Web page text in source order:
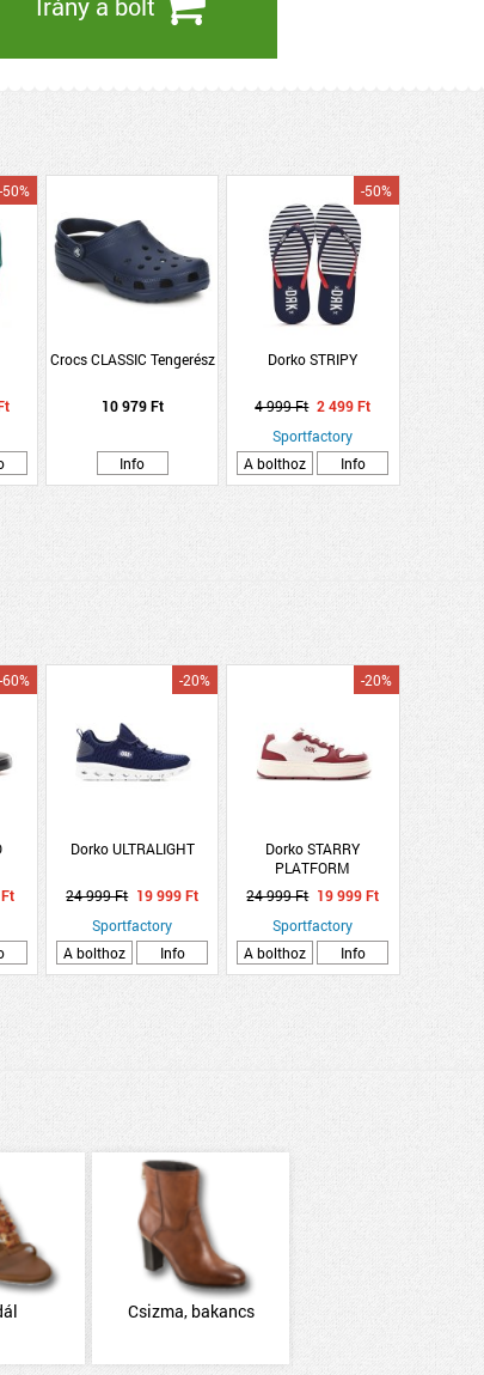
-50%
Crocs CLASSIC Tengerész
10 979 Ft
Info
Dorko STRIPY
-50%
4 999 Ft 2 499 Ft
Sportfactory
A bolthoz
Info
-60%
Dorko ULTRALIGHT
-20%
24 999 Ft 19 999 Ft
Sportfactory
A bolthoz
Info
Dorko STARRY
PLATFORM
-20%
24 999 Ft 19 999 Ft
Sportfactory
A bolthoz
Info
Csizma, bakancs